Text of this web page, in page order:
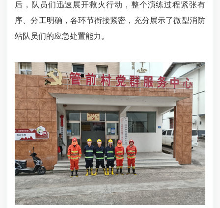
后，队员们迅速展开救火行动，整个演练过程紧张有
序、分工明确，各环节衔接紧密，充分展示了微型消防
站队员们的应急处置能力。